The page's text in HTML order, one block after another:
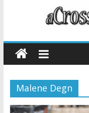
Supercup Massi
Halbzeit beim
Chelva: Schweizer
Malene Degn